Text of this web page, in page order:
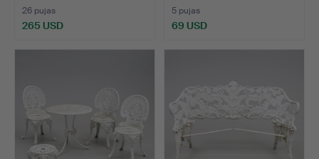
26 pujas
265 USD
5 pujas
69 USD